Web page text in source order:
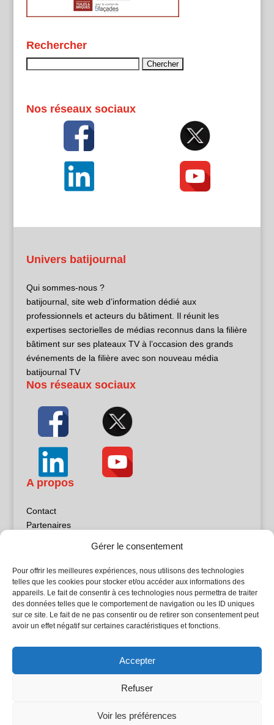
Gérer le consentement
Pour offrir les meilleures expériences, nous utilisons des technologies
telles que les cookies pour stocker et/ou accéder aux informations des
appareils. Le fait de consentir à ces technologies nous permettra de traiter
des données telles que le comportement de navigation ou les ID uniques
sur ce site. Le fait de ne pas consentir ou de retirer son consentement peut
avoir un effet négatif sur certaines caractéristiques et fonctions.
Accepter
Refuser
Voir les préférences
Rechercher
Nos réseaux sociaux
Univers batijournal
Qui sommes-nous ?
batijournal, site web d’information dédié aux
professionnels et acteurs du bâtiment. Il réunit les
expertises sectorielles de médias reconnus dans la filière
bâtiment sur ses plateaux TV à l’occasion des grands
événements de la filière avec son nouveau média
batijournal TV
Nos réseaux sociaux
A propos
Contact
Partenaires
Politique de confidentialité
Sites partenaires
5Façades
Atrium Patrimoine